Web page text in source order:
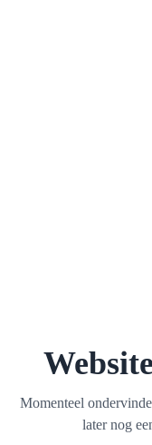
Momenteel
later nog